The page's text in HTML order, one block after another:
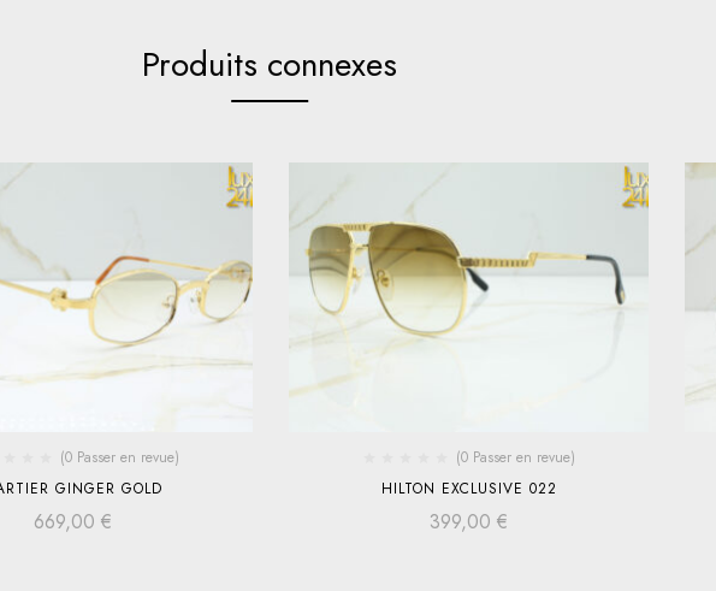
Produits connexes
(0 Passer en revue)
GINGER GOLD
669,00 €
(0 Passer en revue)
HILTON EXCLUSIVE 022
399,00 €